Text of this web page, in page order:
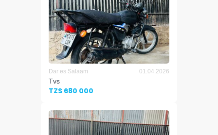
Dar es Salaam 01.04.2026
Tvs
TZS 680 000